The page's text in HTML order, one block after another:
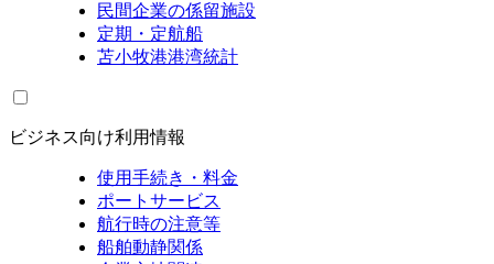
民間企業の係留施設
定期・定航船
苫小牧港港湾統計
ビジネス向け利用情報
使用手続き・料金
ポートサービス
航行時の注意等
船舶動静関係